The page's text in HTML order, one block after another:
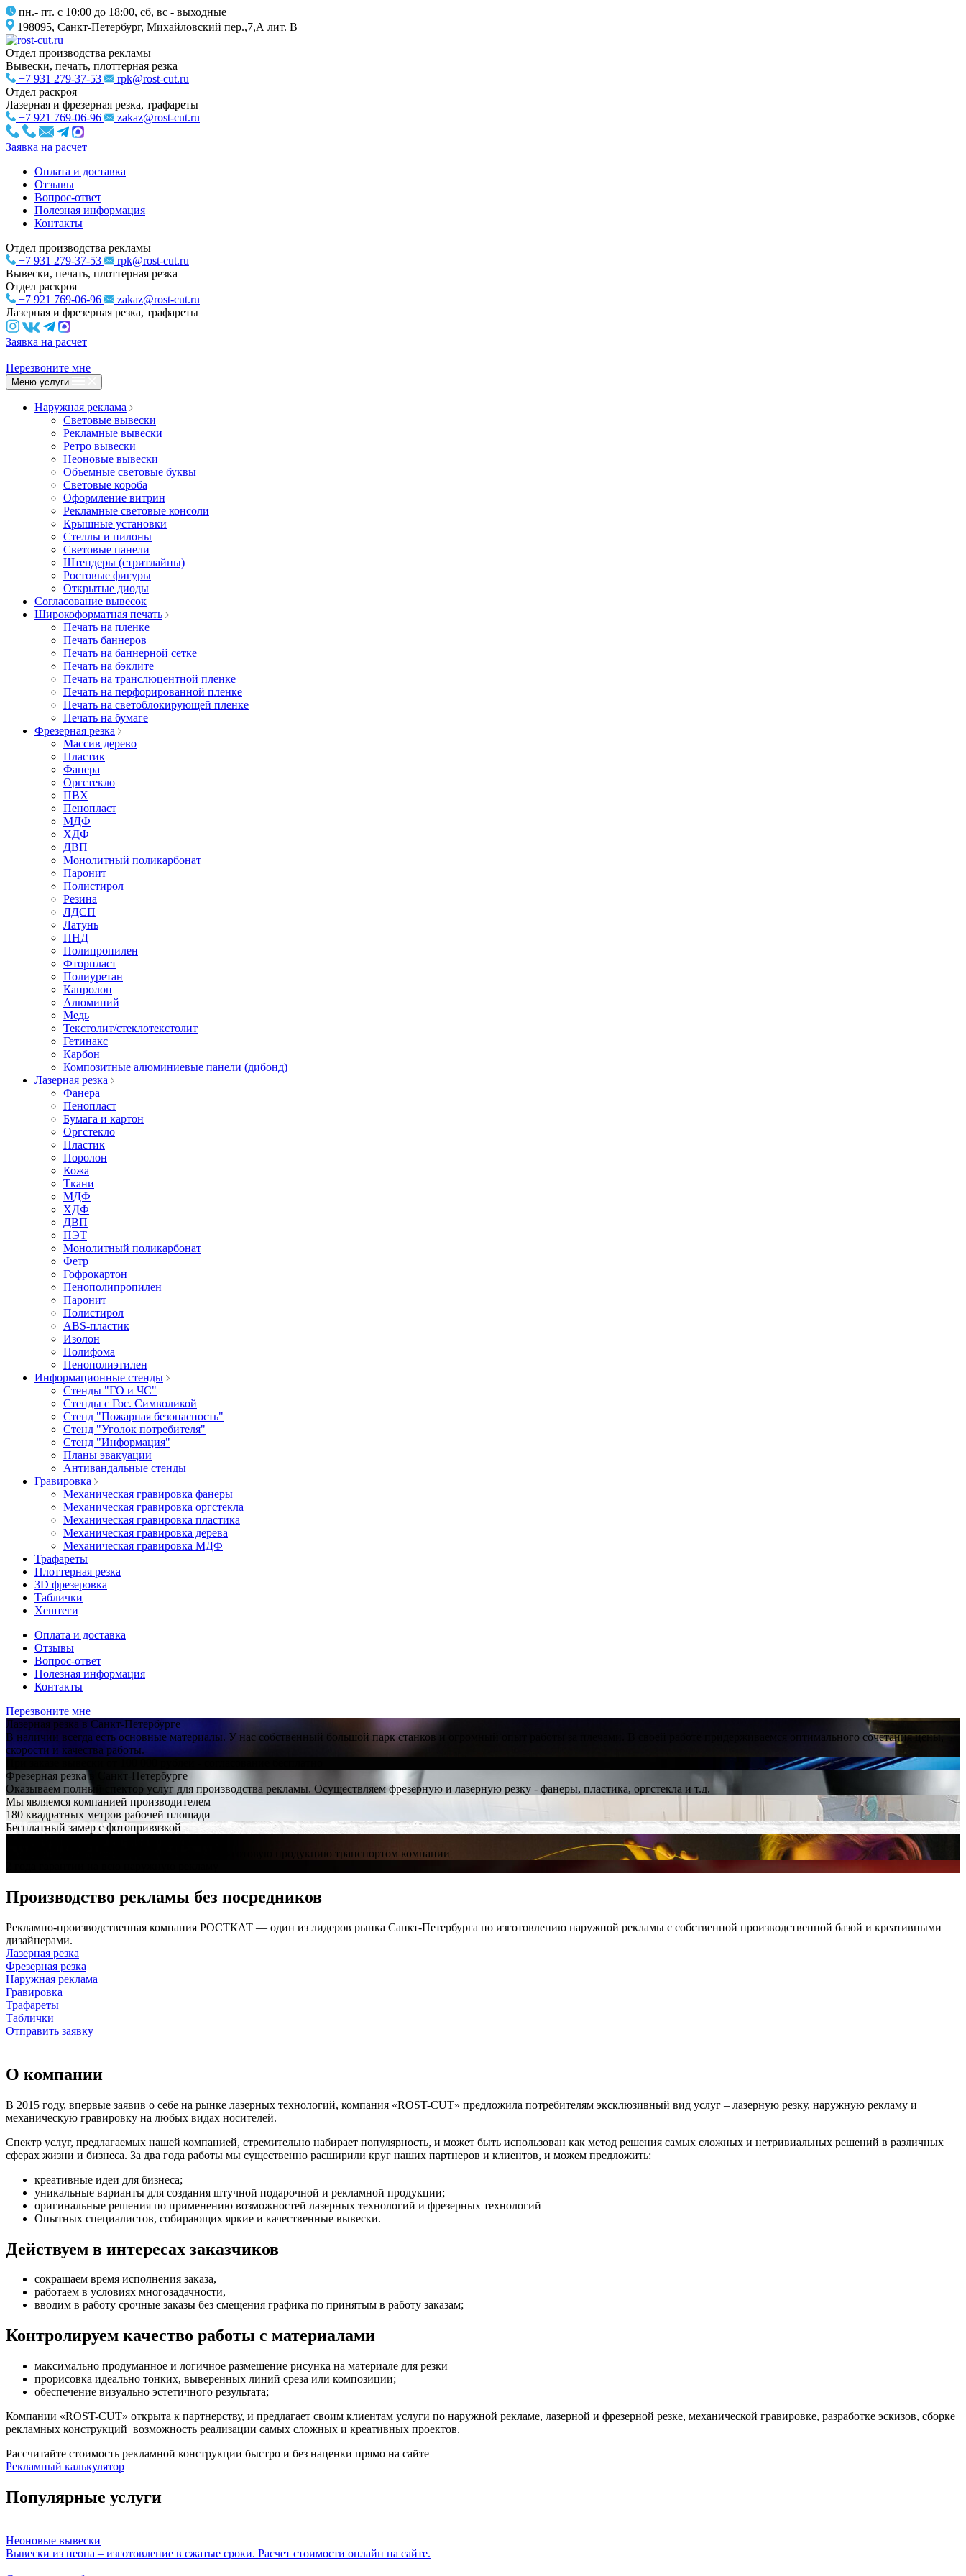
пн.- пт. с 10:00 до 18:00, сб, вс - выходные
198095, Санкт-Петербург, Михайловский пер.,7,А лит. В
Отдел производства рекламы
Вывески, печать, плоттерная резка
+7 931 279-37-53
rpk@rost-cut.ru
Отдел раскроя
Лазерная и фрезерная резка, трафареты
+7 921 769-06-96
zakaz@rost-cut.ru
Заявка на расчет
Оплата и доставка
Отзывы
Вопрос-ответ
Полезная информация
Контакты
Отдел производства рекламы
+7 931 279-37-53
rpk@rost-cut.ru
Вывески, печать, плоттерная резка
Отдел раскроя
+7 921 769-06-96
zakaz@rost-cut.ru
Лазерная и фрезерная резка, трафареты
Заявка на расчет
Перезвоните мне
Меню услуги
Наружная реклама
Световые вывески
Рекламные вывески
Ретро вывески
Неоновые вывески
Объемные световые буквы
Световые короба
Оформление витрин
Рекламные световые консоли
Крышные установки
Стеллы и пилоны
Световые панели
Штендеры (стритлайны)
Ростовые фигуры
Открытые диоды
Согласование вывесок
Широкоформатная печать
Печать на пленке
Печать баннеров
Печать на баннерной сетке
Печать на бэклите
Печать на транслюцентной пленке
Печать на перфорированной пленке
Печать на светоблокирующей пленке
Печать на бумаге
Фрезерная резка
Массив дерево
Пластик
Фанера
Оргстекло
ПВХ
Пенопласт
МДФ
ХДФ
ДВП
Монолитный поликарбонат
Паронит
Полистирол
Резина
ЛДСП
Латунь
ПНД
Полипропилен
Фторпласт
Полиуретан
Капролон
Алюминий
Медь
Текстолит/стеклотекстолит
Гетинакс
Карбон
Композитные алюминиевые панели (дибонд)
Лазерная резка
Фанера
Пенопласт
Бумага и картон
Оргстекло
Пластик
Поролон
Кожа
Ткани
МДФ
ХДФ
ДВП
ПЭТ
Монолитный поликарбонат
Фетр
Гофрокартон
Пенополипропилен
Паронит
Полистирол
ABS-пластик
Изолон
Полифома
Пенополиэтилен
Информационные стенды
Стенды "ГО и ЧС"
Стенды с Гос. Символикой
Стенд "Пожарная безопасность"
Стенд "Уголок потребителя"
Стенд "Информация"
Планы эвакуации
Антивандальные стенды
Гравировка
Механическая гравировка фанеры
Механическая гравировка оргстекла
Механическая гравировка пластика
Механическая гравировка дерева
Механическая гравировка МДФ
Трафареты
Плоттерная резка
3D фрезеровка
Таблички
Хештеги
Оплата и доставка
Отзывы
Вопрос-ответ
Полезная информация
Контакты
Перезвоните мне
Лазерная резка в Санкт-Петербурге
В наличии всегда есть основные материалы. У нас собственный большой парк станков и огромный опыт работы за плечами. В своей работе придерживаемся оптимального сочетания цены,
скорости и качества работы.
Фрезерная резка в Санкт-Петербурге
Оказываем полный спектор услуг для производства рекламы. Осуществляем фрезерную и лазерную резку - фанеры, пластика, оргстекла и т.д.
Мы являемся компанией производителем
180 квадратных метров рабочей площади
Бесплатный замер с фотопривязкой
Оперативно выполним ваш заказ и доставим готовую продукцию транспортом компании
Производство рекламы без посредников
Рекламно-производственная компания РОСТКАТ — один из лидеров рынка Санкт-Петербурга по изготовлению наружной рекламы с собственной производственной базой и креативными
дизайнерами.
Лазерная резка
Фрезерная резка
Наружная реклама
Гравировка
Трафареты
Таблички
Отправить заявку
О компании
В 2015 году, впервые заявив о себе на рынке лазерных технологий, компания «ROST-CUT» предложила потребителям эксклюзивный вид услуг – лазерную резку, наружную рекламу и
механическую гравировку на любых видах носителей.
Спектр услуг, предлагаемых нашей компанией, стремительно набирает популярность, и может быть использован как метод решения самых сложных и нетривиальных решений в различных
сферах жизни и бизнеса. За два года работы мы существенно расширили круг наших партнеров и клиентов, и можем предложить:
креативные идеи для бизнеса;
уникальные варианты для создания штучной подарочной и рекламной продукции;
оригинальные решения по применению возможностей лазерных технологий и фрезерных технологий
Опытных специалистов, собирающих яркие и качественные вывески.
Действуем в интересах заказчиков
сокращаем время исполнения заказа,
работаем в условиях многозадачности,
вводим в работу срочные заказы без смещения графика по принятым в работу заказам;
Контролируем качество работы с материалами
максимально продуманное и логичное размещение рисунка на материале для резки
прорисовка идеально тонких, выверенных линий среза или композиции;
обеспечение визуально эстетичного результата;
Компании «ROST-CUT» открыта к партнерству, и предлагает своим клиентам услуги по наружной рекламе, лазерной и фрезерной резке, механической гравировке, разработке эскизов, сборке
рекламных конструкций возможность реализации самых сложных и креативных проектов.
Рассчитайте стоимость рекламной конструкции быстро и без наценки прямо на сайте
Рекламный калькулятор
Популярные услуги
Неоновые вывески
Вывески из неона – изготовление в сжатые сроки. Расчет стоимости онлайн на сайте.